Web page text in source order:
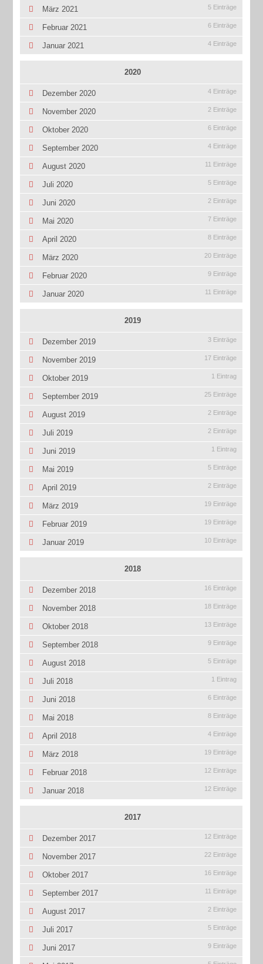
März 2021 5 Einträge
Februar 2021 6 Einträge
Januar 2021 4 Einträge
2020
Dezember 2020 4 Einträge
November 2020 2 Einträge
Oktober 2020 6 Einträge
September 2020 4 Einträge
August 2020 11 Einträge
Juli 2020 5 Einträge
Juni 2020 2 Einträge
Mai 2020 7 Einträge
April 2020 8 Einträge
März 2020 20 Einträge
Februar 2020 9 Einträge
Januar 2020 11 Einträge
2019
Dezember 2019 3 Einträge
November 2019 17 Einträge
Oktober 2019 1 Eintrag
September 2019 25 Einträge
August 2019 2 Einträge
Juli 2019 2 Einträge
Juni 2019 1 Eintrag
Mai 2019 5 Einträge
April 2019 2 Einträge
März 2019 19 Einträge
Februar 2019 19 Einträge
Januar 2019 10 Einträge
2018
Dezember 2018 16 Einträge
November 2018 18 Einträge
Oktober 2018 13 Einträge
September 2018 9 Einträge
August 2018 5 Einträge
Juli 2018 1 Eintrag
Juni 2018 6 Einträge
Mai 2018 8 Einträge
April 2018 4 Einträge
März 2018 19 Einträge
Februar 2018 12 Einträge
Januar 2018 12 Einträge
2017
Dezember 2017 12 Einträge
November 2017 22 Einträge
Oktober 2017 16 Einträge
September 2017 11 Einträge
August 2017 2 Einträge
Juli 2017 5 Einträge
Juni 2017 9 Einträge